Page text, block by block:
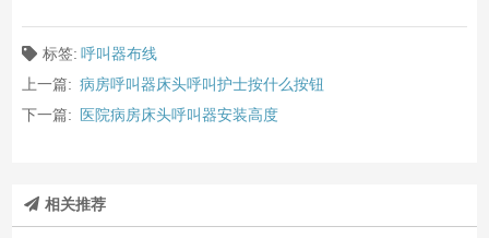
标签: 呼叫器布线
上一篇: 病房呼叫器床头呼叫护士按什么按钮
下一篇:
医院病房床头呼叫器安装高度
相关推荐